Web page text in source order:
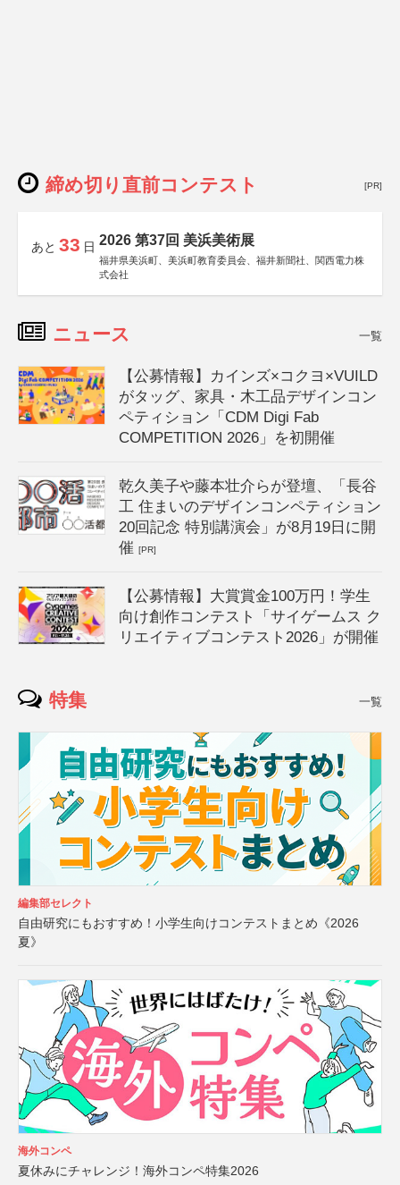
締め切り直前コンテスト [PR]
あと 33 日 2026 第37回 美浜美術展
福井県美浜町、美浜町教育委員会、福井新聞社、関西電力株
式会社
ニュース 一覧
【公募情報】カインズ×コクヨ×VUILD
がタッグ、家具・木工品デザインコン
ペティション「CDM Digi Fab
COMPETITION 2026」を初開催
乾久美子や藤本壮介らが登壇、「長谷
工 住まいのデザインコンペティション
20回記念 特別講演会」が8月19日に開
催[PR]
【公募情報】大賞賞金100万円！学生
向け創作コンテスト「サイゲームス ク
リエイティブコンテスト2026」が開催
特集 一覧
編集部セレクト
自由研究にもおすすめ！小学生向けコンテストまとめ《2026
夏》
海外コンペ
夏休みにチャレンジ！海外コンペ特集2026